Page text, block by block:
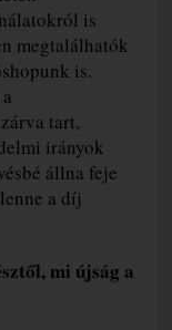
is
megtalálhatók
is.
tart,
irányok
állna feje
a díj
mi újság a